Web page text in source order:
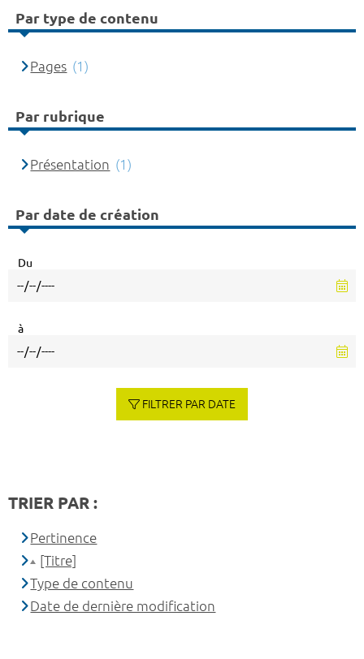
Par type de contenu
Pages (1)
Par rubrique
Présentation (1)
Par date de création
Du
à
FILTRER PAR DATE
TRIER PAR :
Pertinence
[Titre]
Type de contenu
Date de dernière modification